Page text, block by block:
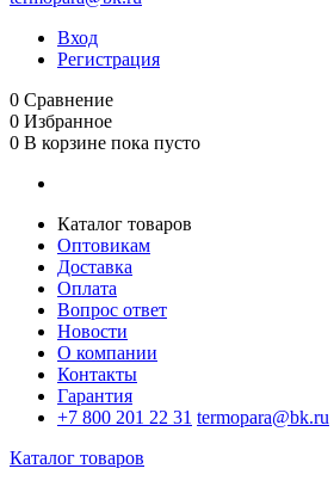
Вход
Регистрация
0 Сравнение
0 Избранное
0 В корзине пока пусто
Каталог товаров
Оптовикам
Доставка
Оплата
Вопрос ответ
Новости
О компании
Контакты
Гарантия
+7 800 201 22 31 termopara@bk.ru
Каталог товаров